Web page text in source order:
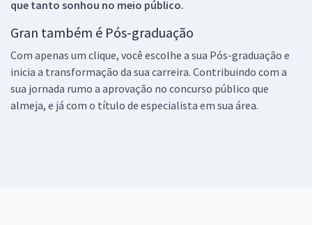
que tanto sonhou no meio público.
Gran também é Pós-graduação
Com apenas um clique, você escolhe a sua Pós-graduação e
inicia a transformação da sua carreira. Contribuindo com a
sua jornada rumo a aprovação no concurso público que
almeja, e já com o título de especialista em sua área.